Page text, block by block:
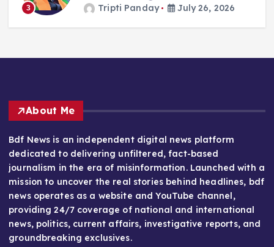
3 Tripti Panday July 26, 2026
About Me
Bdf News is an independent digital news platform
dedicated to delivering unfiltered, fact-based
journalism in the era of misinformation. Launched with a
mission to uncover the real stories behind headlines, bdf
news operates as a website and YouTube channel,
providing 24/7 coverage of national and international
news, politics, current affairs, investigative reports, and
groundbreaking exclusives.